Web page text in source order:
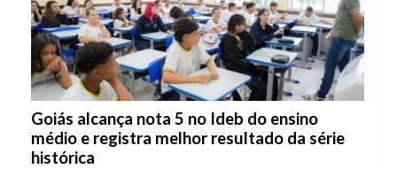
Goiás alcança nota 5 no Ideb do ensino
médio e registra melhor resultado da série
histórica